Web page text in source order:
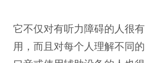
它不仅对有听力障碍的人很有
用，而且对每个人理解不同的